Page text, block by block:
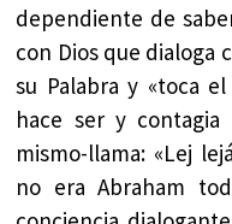
dependiente de
con Dios que dialoga
su Palabra y «toca
hace ser y
mismo-llama: «Lej
no era Abraham